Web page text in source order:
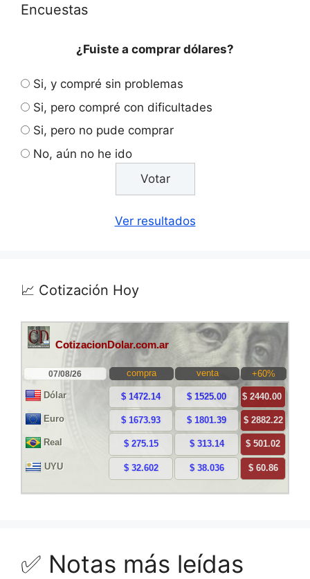
Encuestas
¿Fuiste a comprar dólares?
Si, y compré sin problemas
Si, pero compré con dificultades
Si, pero no pude comprar
No, aún no he ido
Ver resultados
📈 Cotización Hoy
✅ Notas más leídas